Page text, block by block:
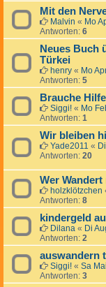
Mit den
Malvin « Mo
Antworten: 6
Neues Buch
Türkei
henry « Mo
Antworten: 5
Brauche
Siggi! « Mo
Antworten: 1
Wir bleiben
Yade2011 «
Antworten: 20
Wer
holzklötzchen
Antworten: 8
kindergeld
Dilana « Di
Antworten: 2
auswandern
Siggi! « Sa
Antworten: 3